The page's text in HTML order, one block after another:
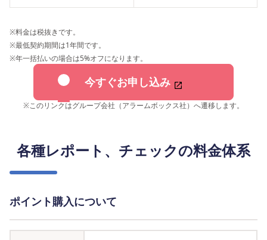
※料金は税抜きです。
※最低契約期間は1年間です。
※年一括払いの場合は5%オフになります。
今すぐお申し込み
※このリンクはグループ会社（アラームボックス社）へ遷移します。
各種レポート、チェックの料金体系
ポイント購入について